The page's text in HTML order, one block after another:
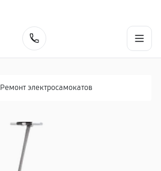
Ремонт электросамокатов